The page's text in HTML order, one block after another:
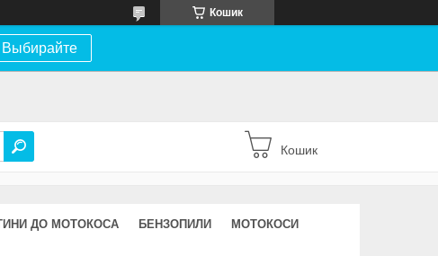
Кошик
Выбирайте
Кошик
ДО МОТОКОСА БЕНЗОПИЛИ МОТОКОСИ